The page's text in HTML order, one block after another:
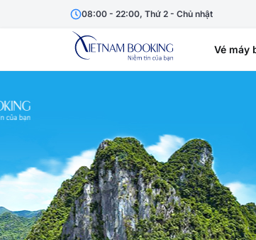
08:00 - 22:00, Thứ 2 - Chủ nhật
Vé máy